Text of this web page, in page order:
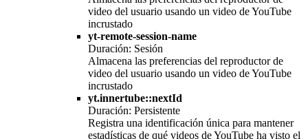
video del usuario usando un video de YouTube
incrustado
yt-remote-session-name
Duración: Sesión
Almacena las preferencias del reproductor de
video del usuario usando un video de YouTube
incrustado
yt.innertube::nextId
Duración: Persistente
Registra una identificación única para mantener
estadísticas de qué videos de YouTube ha visto el